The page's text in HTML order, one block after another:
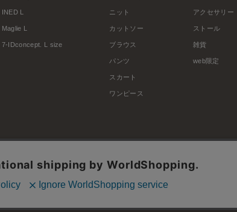
INED L
Maglie L
7-IDconcept. L size
ニット
カットソー
ブラウス
パンツ
スカート
ワンピース
アクセサリー
ストール
雑貨
web限定